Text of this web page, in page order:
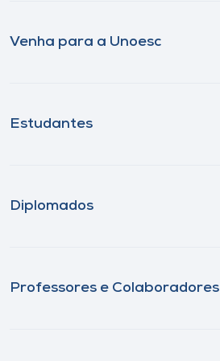
Venha para a Unoesc
Estudantes
Diplomados
Professores e Colaboradores